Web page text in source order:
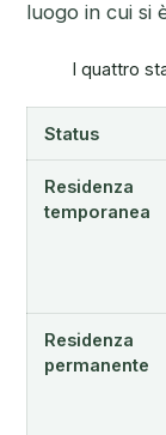
luogo in cui si
I quattro
Status
Residenza
temporanea
Residenza
permanente